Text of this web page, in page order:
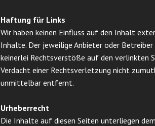
Haftung für Links
Wir haben keinen Einfluss auf den Inhalt
Inhalte. Der jeweilige Anbieter oder
keinerlei Rechtsverstöße auf den verlinkten
Verdacht einer Rechtsverletzung nicht
unmittelbar entfernt.
Urheberrecht
Die Inhalte auf diesen Seiten unterliegen